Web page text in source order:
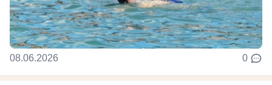
08.06.2026 0